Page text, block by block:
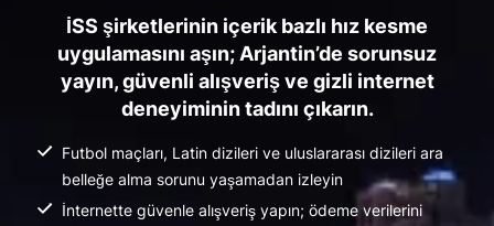
İSS şirketlerinin içerik bazlı hız kesme
uygulamasını aşın; Arjantin’de sorunsuz
yayın, güvenli alışveriş ve gizli internet
deneyiminin tadını çıkarın.
Futbol maçları, Latin dizileri ve uluslararası dizileri ara
belleğe alma sorunu yaşamadan izleyin
İnternette güvenle alışveriş yapın; ödeme verilerini